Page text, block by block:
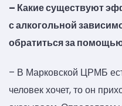
– Какие существуют
с алкогольной
обратиться за
– В Марковской ЦРМБ
человек хочет, то он